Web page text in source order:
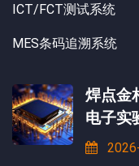
ICT/FCT测试系统
MES条码追溯系统
焊点金
电子实